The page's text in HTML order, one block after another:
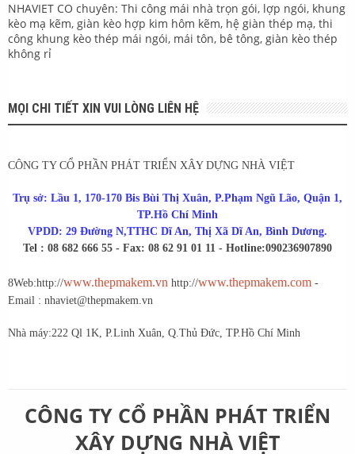
NHAVIET CO chuyên: Thi công mái nhà trọn gói, lợp ngói, khung
kèo mạ kẽm, giàn kèo hợp kim hôm kẽm, hệ giàn thép mạ, thi
công khung kèo thép mái ngói, mái tôn, bê tông, giàn kèo thép
không rỉ
MỌI CHI TIẾT XIN VUI LÒNG LIÊN HỆ
CÔNG TY CỔ PHẦN PHÁT TRIỂN XÂY DỰNG NHÀ VIỆT
Trụ sở: Lầu 1, 170-170 Bis Bùi Thị Xuân, P.Phạm Ngũ Lão, Quận 1,
TP.Hồ Chí Minh
VPDD: 29 Đường N,TTHC Dĩ An, Thị Xã Dĩ An, Bình Dương.
Tel : 08 682 666 55 - Fax: 08 62 91 01 11 - Hotline:090236907890
8Web:http://www.thepmakem.vn http://www.thepmakem.com -
Email : nhaviet@thepmakem.vn
Nhà máy:222 Ql 1K, P.Linh Xuân, Q.Thủ Đức, TP.Hồ Chí Minh
CÔNG TY CỔ PHẦN PHÁT TRIỂN
XÂY DỰNG NHÀ VIỆT